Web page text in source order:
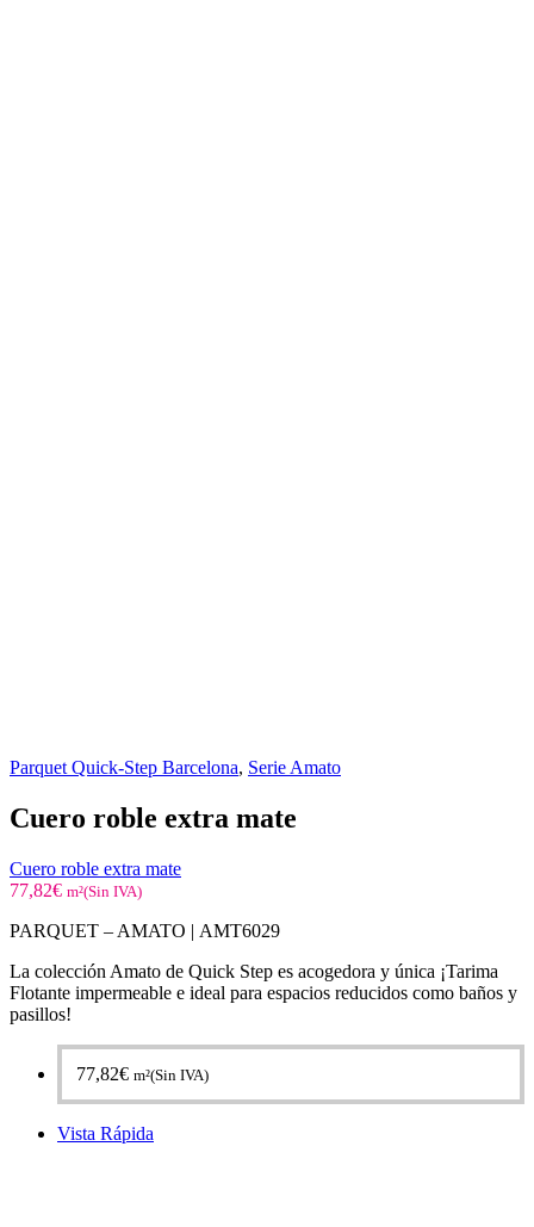
Parquet Quick-Step Barcelona, Serie Amato
Cuero roble extra mate
Cuero roble extra mate
77,82€ m²(Sin IVA)
PARQUET – AMATO | AMT6029
La colección Amato de Quick Step es acogedora y única ¡Tarima
Flotante impermeable e ideal para espacios reducidos como baños y
pasillos!
77,82€ m²(Sin IVA)
Vista Rápida